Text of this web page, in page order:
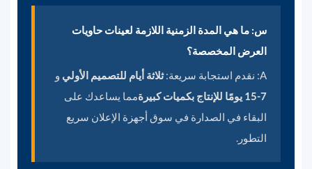
س: ما هي المدة الزمنية اللازمة لعينات حاويات
العرض المخصصة؟
A: نقدم استجابة سريعة:ثلاثة أيام للتصميم الأولي و
7-15 يومًا للإنتاج بكميات كبيرة
مما يساعدك على
البقاء في الصدارة في سوق أجهزة الإعلان سريع
التطور.